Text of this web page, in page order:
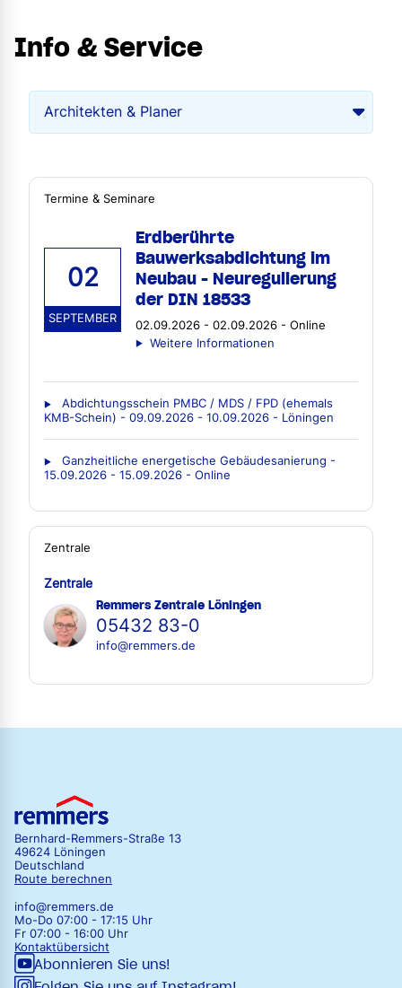
Info & Service
Termine & Seminare
02
SEPTEMBER
Erdberührte
Bauwerksabdichtung im
Neubau - Neuregulierung
der DIN 18533
02.09.2026 - 02.09.2026 - Online
Weitere Informationen
Abdichtungsschein PMBC / MDS / FPD (ehemals
KMB-Schein) - 09.09.2026 - 10.09.2026 - Löningen
Ganzheitliche energetische Gebäudesanierung -
15.09.2026 - 15.09.2026 - Online
Zentrale
Zentrale
Remmers Zentrale Löningen
05432 83-0
info@remmers.de
Bernhard-Remmers-Straße 13
49624 Löningen
Deutschland
Route berechnen
info@remmers.de
Mo-Do 07:00 - 17:15 Uhr
Fr 07:00 - 16:00 Uhr
Kontaktübersicht
Abonnieren Sie uns!